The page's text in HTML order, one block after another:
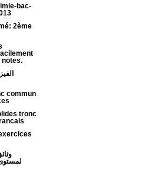
bac-
2ème
commun
tronc